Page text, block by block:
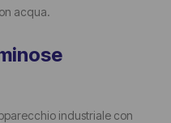
acqua.
industriale con